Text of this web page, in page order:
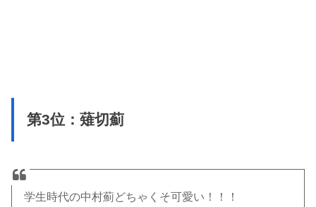
第3位：薙切薊
学生時代の中村薊どちゃくそ可愛い！！！